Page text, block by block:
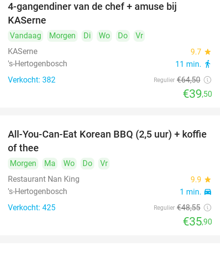
4-gangendiner van de chef + amuse bij
KASerne
Vandaag Morgen Di Wo Do
Vr
KASerne
9.7 star
's-Hertogenbosch 11 min. directions_walk
Verkocht: 382 Regulier €64,50
€39,50
26%
All-You-Can-Eat Korean BBQ (2,5 uur) + koffie
of thee
Morgen Ma Wo Do
Vr
Restaurant Nan King
9.9 star
's-Hertogenbosch 1 min. directions_car
Verkocht: 425 Regulier €48,55
€35,90